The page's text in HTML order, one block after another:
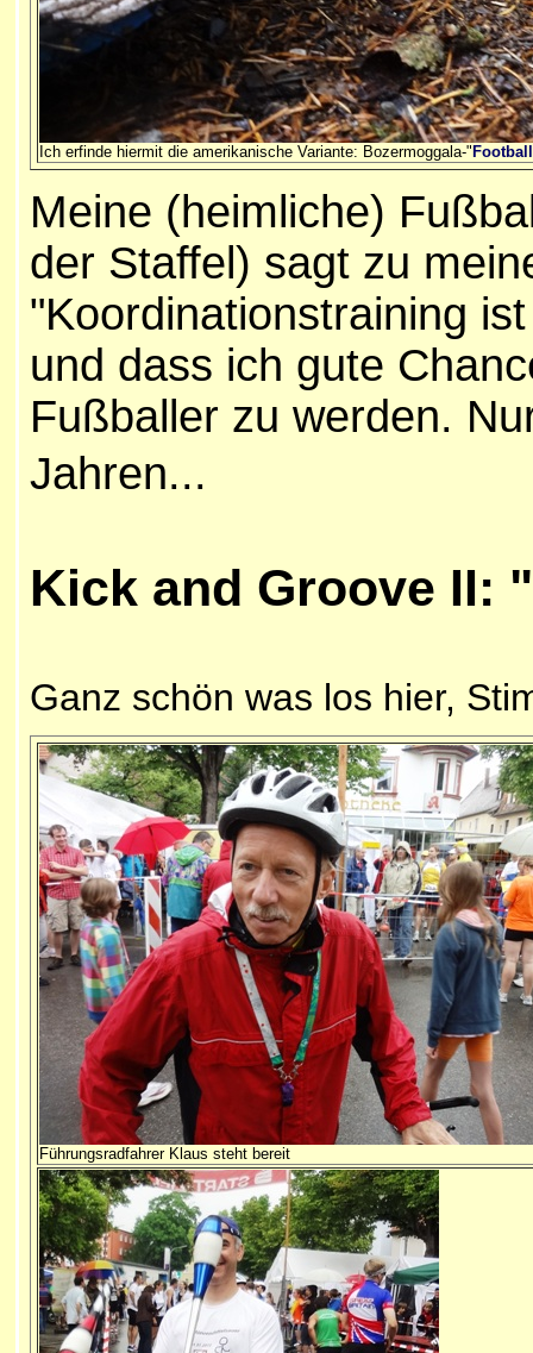
Ich erfinde hiermit die amerikanische Variante: Bozermoggala-" Football
Meine (heimliche)
der Staffel) sagt zu
"Koordinationstraining
und dass ich gute
Fußballer zu werden.
Jahren...
Kick and Groove II:
Ganz schön was los hier,
Führungsradfahrer Klaus steht bereit